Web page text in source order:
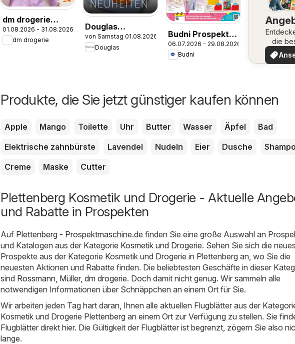
dm drogerie
Prospekt
01.08.2026 - 31.08.2026
dm drogerie
Douglas
Angebote
von Samstag 01.08.2026
Douglas
Budni Prospekt
Back to school
06.07.2026 - 29.08.2026
Budni
die
Produkte, die Sie jetzt günstiger kaufen können
Apple Mango Toilette Uhr Butter Wasser Äpfel
Bad
Elektrische zahnbürste
Lavendel Nudeln Eier Dusche
Creme
Maske Cutter
Plettenberg Kosmetik und Drogerie - Aktuelle
und Rabatte in Prospekten
Auf Plettenberg - Prospektmaschine.de finden Sie eine große Auswahl an
und Katalogen aus der Kategorie Kosmetik und Drogerie. Sehen Sie sich die
Prospekte aus der Kategorie Kosmetik und Drogerie in Plettenberg an, wo Sie die
neuesten Aktionen und Rabatte finden. Die beliebtesten Geschäfte in dieser
sind Rossmann Müller, dm drogerie. Doch damit nicht genug. Wir sammeln alle
notwendigen Informationen über Schnäppchen an einem Ort für Sie.
Wir arbeiten jeden Tag hart daran, Ihnen alle aktuellen Flugblätter aus der
Kosmetik und Drogerie Plettenberg an einem Ort zur Verfügung zu stellen. Sie
Flugblätter direkt hier. Die Gültigkeit der Flugblätter ist begrenzt, zögern Sie also
lange.